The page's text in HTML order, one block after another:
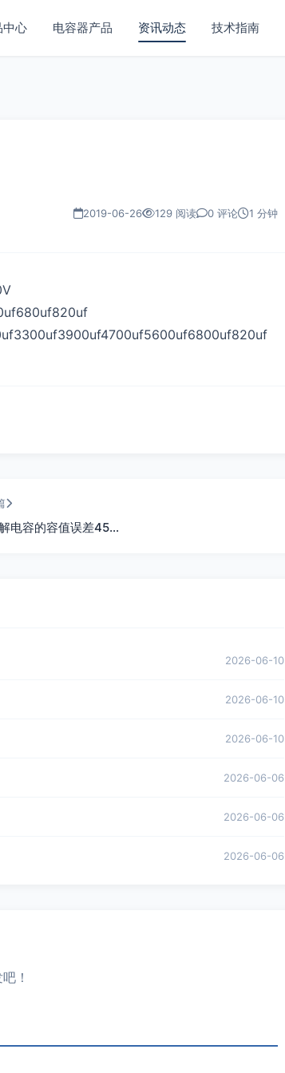
中心 电容器产品 资讯动态 技术指南
2019-06-26 129 阅读 0 评论 1 分钟
电容的容值误差45…
2026-06-10
2026-06-10
2026-06-10
2026-06-06
2026-06-06
2026-06-06
！